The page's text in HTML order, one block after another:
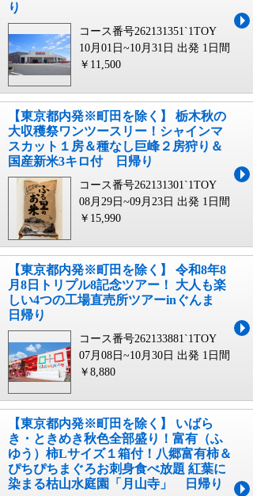
り
コース番号262131351`1TOY
10月01日~10月31日 出発 1日間
￥11,500
【東京都内発※町田を除く】 栃木秋の
大収穫祭ワンツースリー！シャインマ
スカット１房＆種なし巨峰２房狩り＆
国産新米3キロ付 日帰り
コース番号262131301`1TOY
08月29日~09月23日 出発 1日間
￥15,990
【東京都内発※町田を除く】 令和8年8
月8日トリプル8記念ツアー！ 大人も楽
しい4つの工場直売所ツアーinぐんま
日帰り
コース番号262133881`1TOY
07月08日~10月30日 出発 1日間
￥8,880
【東京都内発※町田を除く】 いばら
き・ときめき秋色全部盛り！富有（ふ
ゆう）柿Lサイズ１箱付！八郷富有柿＆
ぴちぴちまぐろお刺身食べ放題 紅葉に
染まる枯山水庭園「月山寺」 日帰り